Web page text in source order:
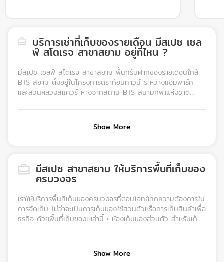
บริการเช่าที่เก็บของรายเดือน มีสเปซ เซล
ฟ์ สโตเรจ สาขาสยาม อยู่ที่ไหน ?
มีสเปซ เซลฟ์ สโตเรจ สาขาสยาม พื้นที่รับฝากของรายเดือนใกล้
BTS สยาม ตั้งอยู่ในโครงการดราก้อนทาวน์ ระหว่างแอมพาร์ค
และสวนหลวงสแควร์ ห่างจากสถานี BTS สนามกีฬาแห่งชาติ
โรงแรมปทุมวัน ปริ๊นเซส จากนั้น เลี้ยวขวาเข้าซอยจุฬาลงกรณ์ 12
แล้วเลี้ยวซ้ายเข้าซอยจุฬาลงกรณ์ 9 แล้วคุณจะพบกับมีสเปซ เซลฟ์
สโตเรจ สาขาสยาม ตั้งอยู่หลังอาคาร CU Terrace และ CU
รถยนต์มา สามารถจอดรถใต้อาคารในโครงการดราก้อนทาวน์ได้
เลย บริการเช่าที่เก็บของแถวจุฬา สยาม สามย่าน และบรรทัดทอง
ของเรา รายล้อมไปด้วยสิ่งอำนวยความสะดวกมากมาย ได้แก่ ห้าง
มาบุญครอง สนามกีฬาแห่งชาติ สนามกีฬาจุฬาลงกรณ์ฯ
สยามสแควร์ โรงแรมปทุมวัน ปริ๊นเซส สวนหลวง สแควร์ แอม
พาร์ค CU Terrace CU iHouse ตลาดสามย่านและยูเซ็นเตอร์
สะดวกสบายด้วยพื้นที่สำหรับจอดรถพร้อมจุดขนถ่ายในร่ม พื้นที่
Show More
มีสเปซ สาขาสยาม ให้บริการพื้นที่เก็บของ
ครบวงจร
เราให้บริการพื้นที่เก็บของครบวงจรที่ตอบโจทย์ทุกความต้องการใน
การจัดเก็บ ไม่ว่าจะเป็นการเก็บของใช้ส่วนตัวหรือการเก็บสินค้าเพื่อ
ธุรกิจ ด้วยพื้นที่เก็บของเหล่านี้ • ห้องเก็บของส่วนตัว สำหรับเก็บ
ของสะสม • ห้องเก็บของธุรกิจ สำหรับธุรกิจหรือร้านค้าออนไลน์ที่
ต้องการที่เก็บสต็อกสินค้าและอุปกรณ์สำนักงาน • ห้องเก็บไวน์
สำหรับนักสะสมไวน์ที่ต้องการเก็บไวน์ในสภาพที่ดีที่สุด ด้วย
Show More